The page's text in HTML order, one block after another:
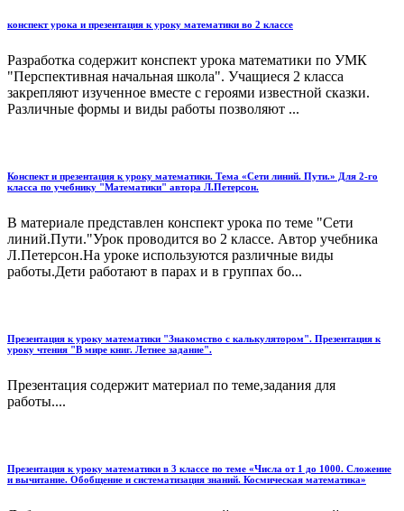
конспект урока и презентация к уроку математики во 2 классе
Разработка содержит конспект урока математики по УМК
"Перспективная начальная школа". Учащиеся 2 класса
закрепляют изученное вместе с героями известной сказки.
Различные формы и виды работы позволяют ...
Конспект и презентация к уроку математики. Тема «Сети линий. Пути.» Для 2-го
класса по учебнику "Математики" автора Л.Петерсон.
В материале представлен конспект урока по теме "Сети
линий.Пути."Урок проводится во 2 классе. Автор учебника
Л.Петерсон.На уроке используются различные виды
работы.Дети работают в парах и в группах бо...
Презентация к уроку математики "Знакомство с калькулятором". Презентация к
уроку чтения "В мире книг. Летнее задание".
Презентация содержит материал по теме,задания для
работы....
Презентация к уроку математики в 3 классе по теме «Числа от 1 до 1000. Сложение
и вычитание. Обобщение и систематизация знаний. Космическая математика»